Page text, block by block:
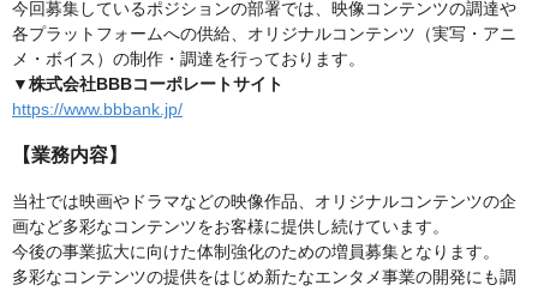
今回募集しているポジションの部署では、映像コンテンツの調達や
各プラットフォームへの供給、オリジナルコンテンツ（実写・アニ
メ・ボイス）の制作・調達を行っております。
▼株式会社BBBコーポレートサイト
https://www.bbbank.jp/
【業務内容】
当社では映画やドラマなどの映像作品、オリジナルコンテンツの企
画など多彩なコンテンツをお客様に提供し続けています。
今後の事業拡大に向けた体制強化のための増員募集となります。
多彩なコンテンツの提供をはじめ新たなエンタメ事業の開発にも調